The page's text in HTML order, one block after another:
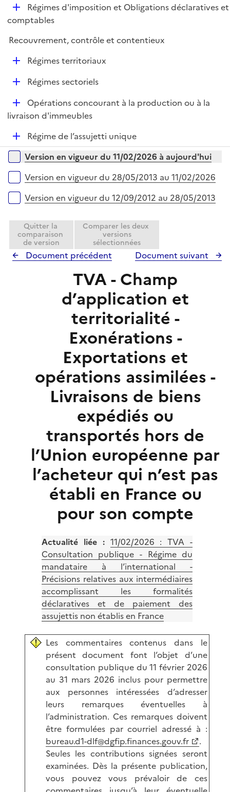
r
e
r
l
e
D
é
l
Régimes d'imposition et Obligations déclaratives et
comptables
Recouvrement, contrôle et contentieux
D
e
Régimes territoriaux
D
l
r
Régimes sectoriels
D
é
e
r
Opérations concourant à la production ou à la
livraison d'immeubles
D
é
p
e
Régime de l’assujetti unique
Versions sur la période
Version en vigueur du 11/02/2026 à aujourd'hui
Version en vigueur du 28/05/2013 au 11/02/2026
Version en vigueur du 12/09/2012 au 28/05/2013
Quitter la
comparaison
de version
Comparer les deux
versions
sélectionnées
Document précédent Document suivant
TVA - Champ
d’application et
territorialité -
Exonérations -
Exportations et
opérations assimilées -
Livraisons de biens
expédiés ou
transportés hors de
l’Union européenne par
l’acheteur qui n’est pas
établi en France ou
pour son compte
Actualité liée : 11/02/2026 : TVA -
Consultation publique - Régime du
mandataire à l’international -
Précisions relatives aux intermédiaires
accomplissant les formalités
déclaratives et de paiement des
assujettis non établis en France
Les commentaires contenus dans le
présent document font l’objet d’une
consultation publique du 11 février 2026
au 31 mars 2026 inclus pour permettre
aux personnes intéressées d’adresser
leurs remarques éventuelles à
l’administration. Ces remarques doivent
être formulées par courriel adressé à :
bureau.d1-dlf@dgfip.finances.gouv.fr
.
Seules les contributions signées seront
examinées. Dès la présente publication,
vous pouvez vous prévaloir de ces